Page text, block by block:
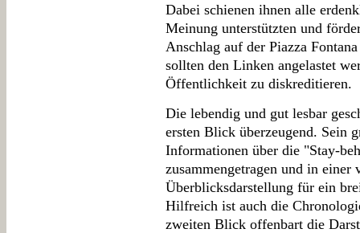
Dabei schienen ihnen alle
Meinung unterstützten und
Anschlag auf der Piazza
sollten den Linken angelastet
Öffentlichkeit zu diskreditieren.
Die lebendig und gut lesbar
ersten Blick überzeugend. Sein
Informationen über die "Stay-
zusammengetragen und in
Überblicksdarstellung für ein
Hilfreich ist auch die
zweiten Blick offenbart die